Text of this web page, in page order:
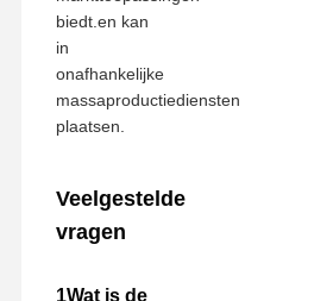
biedt.en kan
in
onafhankelijke
massaproductiediensten
plaatsen.
Veelgestelde
vragen
1Wat is de